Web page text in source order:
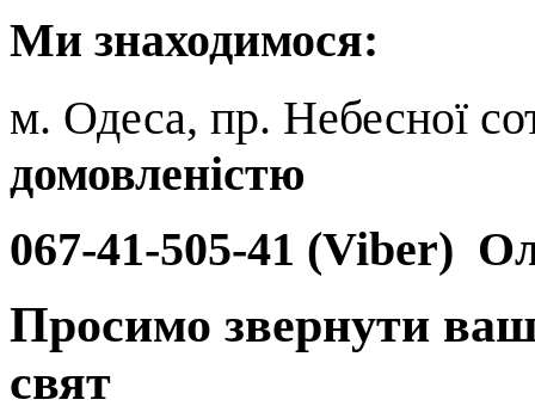
Ми знаходимося:
м. Одеса, пр. Небесної
домовленістю
067-41-505-41 (Viber)
Просимо звернути
свят